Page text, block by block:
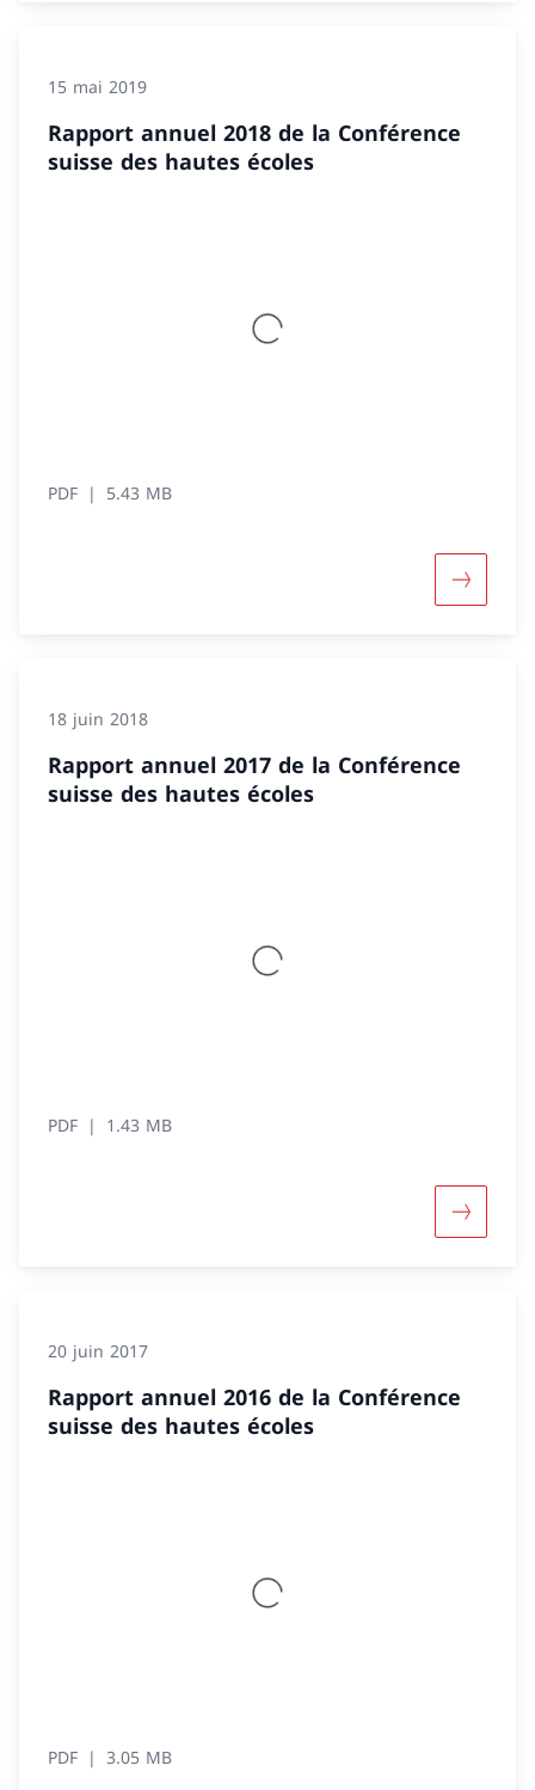
15 mai 2019
Rapport annuel 2018 de la Conférence
suisse des hautes écoles
PDF 5.43 MB
18 juin 2018
Rapport annuel 2017 de la Conférence
suisse des hautes écoles
PDF 1.43 MB
20 juin 2017
Rapport annuel 2016 de la Conférence
suisse des hautes écoles
PDF 3.05 MB